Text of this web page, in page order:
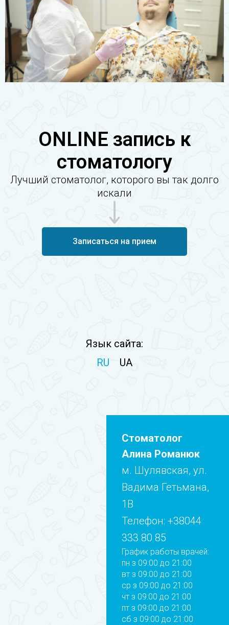
ONLINE запись к
стоматологу
Лучший стоматолог, которого вы так долго
искали
Записаться на прием
Язык сайта:
RU
UA
Стоматолог
Алина Романюк
м. Шулявская, ул.
Вадима Гетьмана,
1В
Телефон: +38044
333 80 85
График работы врачей:
пн з 09:00 до 21:00
вт з 09:00 до 21:00
ср з 09:00 до 21:00
чт з 09:00 до 21:00
пт з 09:00 до 21:00
сб з 09:00 до 21:00